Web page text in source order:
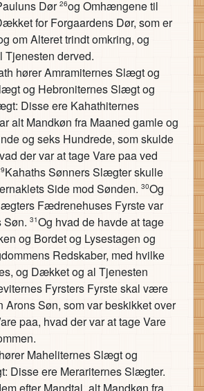
Dør 26og Omhængene til
for Forgaardens Dør, som er
om Alteret trindt omkring, og
Tjenesten derved.
hører Amramiternes Slægt og
og Hebroniternes Slægt og
Disse ere Kahathiternes
alt Mandkøn fra Maaned gamle og
og seks Hundrede, som skulde
der var at tage Vare paa ved
Kahaths Sønners Slægter skulle
Side mod Sønden. 30Og
Fædrenehuses Fyrste var
Søn. 31Og hvad de havde at tage
og Bordet og Lysestagen og
Redskaber, med hvilke
og Dækket og al Tjenesten
Fyrsters Fyrste skal være
Arons Søn, som var beskikket over
paa, hvad der var at tage Vare
Maheliternes Slægt og
Disse ere Merariternes Slægter.